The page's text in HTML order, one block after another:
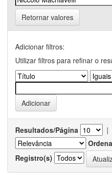
Retornar valores
Adicionar filtros:
Utilizar filtros para refinar o
Resultados/Página |
Registro(s)